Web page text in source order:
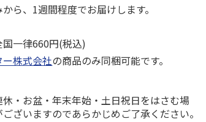
ら、1週間程度でお届けします。
一律660円(税込)
株式会社の商品のみ同梱可能です。
・お盆・年末年始・土日祝日をはさむ場
ざいますのであらかじめご了承ください。